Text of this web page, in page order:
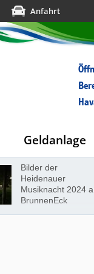
Anfahrt
Geldanlage
Bilder der
Heidenauer
Musiknacht 2024
BrunnenEck